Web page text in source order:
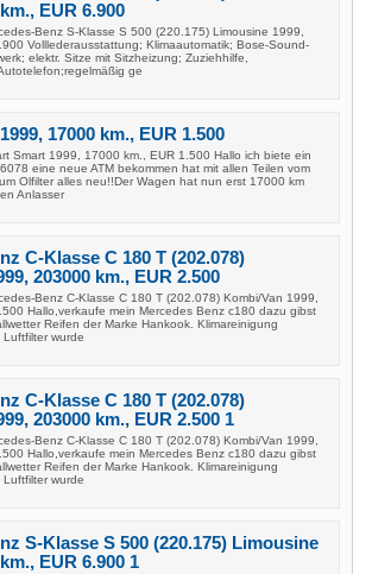
EUR 6.900
Benz S-Klasse S 500 (220.175) Limousine 1999,
Volllederausstattung; Klimaautomatik; Bose-Sound-
elektr. Sitze mit Sitzheizung; Zuziehhilfe,
ge
17000 km., EUR 1.500
Smart 1999, 17000 km., EUR 1.500 Hallo ich biete ein
eine neue ATM bekommen hat mit allen Teilen vom
Olfilter alles neu!!Der Wagen hat nun erst 17000 km
Anlasser
C-Klasse C 180 T (202.078)
203000 km., EUR 2.500
Benz C-Klasse C 180 T (202.078) Kombi/Van 1999,
Hallo,verkaufe mein Mercedes Benz c180 dazu gibst
Reifen der Marke Hankook. Klimareinigung
Luftfilter wurde
C-Klasse C 180 T (202.078)
203000 km., EUR 2.500 1
Benz C-Klasse C 180 T (202.078) Kombi/Van 1999,
Hallo,verkaufe mein Mercedes Benz c180 dazu gibst
Reifen der Marke Hankook. Klimareinigung
Luftfilter wurde
S-Klasse S 500 (220.175) Limousine
EUR 6.900 1